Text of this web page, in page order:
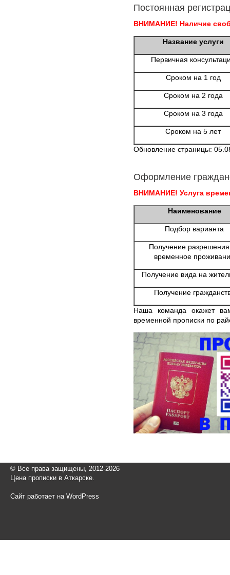
Постоянная
ВНИМАНИЕ! Наличие
Название услуги
Первичная
Сроком на 1 год
Сроком на 2 года
Сроком на 3 года
Сроком на 5 лет
Обновление страницы:
Оформление
ВНИМАНИЕ! Услуга
Наименование
Подбор варианта
Получение
временное
Получение вида на
Получение
Наша команда окажет
временной прописки по
© Все права защищены, 2012-2026
Цена прописки в Аткарске.
Сайт работает на WordPress